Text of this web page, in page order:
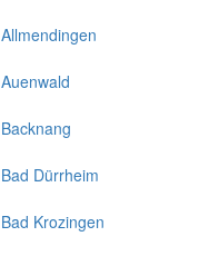
Allmendingen
Auenwald
Backnang
Bad Dürrheim
Bad Krozingen